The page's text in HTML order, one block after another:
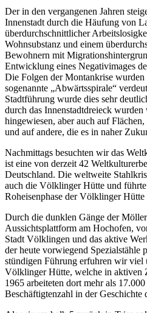
Der in den vergangenen Jahren
Innenstadt durch die Häufung von
überdurchschnittlicher
Wohnsubstanz und einem
Bewohnern mit
Entwicklung eines Negativimages
Die Folgen der Montankrise
sogenannte „Abwärtsspirale“
Stadtführung wurde dies sehr
durch das Innenstadtdreieck
hingewiesen, aber auch auf
und auf andere, die es in naher
Nachmittags besuchten wir das
ist eine von derzeit 42
Deutschland. Die weltweite
auch die Völklinger Hütte und
Roheisenphase der Völklinger Hütte
Durch die dunklen Gänge der
Aussichtsplattform am Hochofen,
Stadt Völklingen und das aktive
der heute vorwiegend Spezialstähle
stündigen Führung erfuhren wir viel
Völklinger Hütte, welche in aktiven
1965 arbeiteten dort mehr als
Beschäftigtenzahl in der